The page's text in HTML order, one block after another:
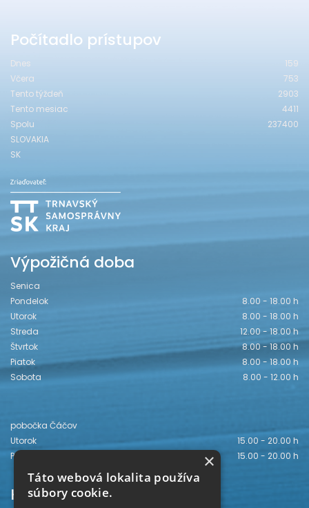
Počítadlo prístupov
Dnes
159
Včera
753
Tento týždeň
2903
Tento mesiac
4411
Spolu
237400
SLOVAKIA
SK
Výpožičná doba
Senica
Pondelok
8.00 - 18.00 h
Utorok
8.00 - 18.00 h
Streda
12.00 - 18.00 h
Štvrtok
8.00 - 18.00 h
Piatok
8.00 - 18.00 h
Sobota
8.00 - 12.00 h
pobočka Čáčov
Utorok
15.00 - 20.00 h
Piatok
15.00 - 20.00 h
Kontakt
×
Táto webová lokalita používa
súbory cookie.